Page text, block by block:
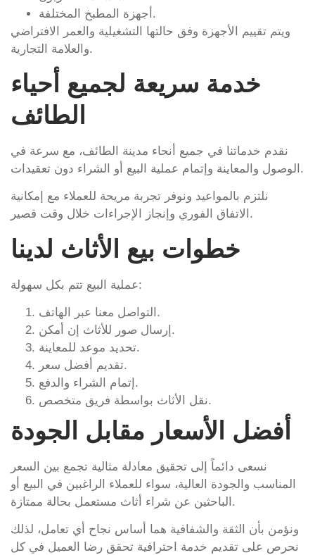
أجهزة المطبخ المختلفة.
ويتم تقييم الأجهزة وفق حالتها التشغيلية والعمر الافتراضي
والعلامة التجارية.
خدمة سريعة لجميع أحياء
الطائف
نقدم خدماتنا في جميع أنحاء مدينة الطائف، مع سرعة في
الوصول والمعاينة وإتمام عملية البيع أو الشراء دون تعقيدات.
نلتزم بالمواعيد ونوفر تجربة مريحة للعملاء مع إمكانية
الاتفاق الفوري وإنجاز الإجراءات خلال وقت قصير.
خطوات بيع الأثاث لدينا
عملية البيع تتم بكل سهولة:
التواصل معنا عبر الهاتف.
إرسال صور للأثاث إن أمكن.
تحديد موعد للمعاينة.
تقديم أفضل سعر.
إتمام الشراء والدفع.
نقل الأثاث بواسطة فريق متخصص.
أفضل الأسعار مقابل الجودة
نسعى دائماً إلى تحقيق معادلة مثالية تجمع بين السعر
المناسب والجودة العالية، سواء للعملاء الراغبين في البيع أو
الباحثين عن شراء أثاث مستعمل بحالة ممتازة.
ونؤمن بأن الثقة والشفافية هما أساس نجاح أي تعامل، لذلك
نحرص على تقديم خدمة احترافية تحقق رضا العميل في كل